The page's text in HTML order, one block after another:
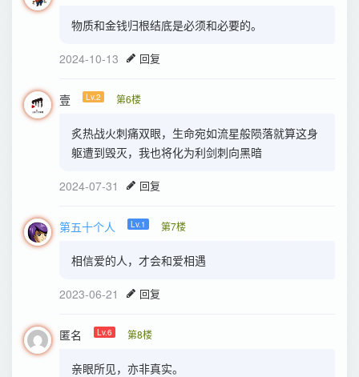
物质和金钱归根结底是必须和必要的。
2024-10-13 回复
壹 Lv.2 第6楼
炙热战火刺痛双眼，生命宛如流星般陨落就算这身
躯遭到毁灭，我也将化为利剑刺向黑暗
2024-07-31 回复
第五十个人 Lv.1 第7楼
相信爱的人，才会和爱相遇
2023-06-21 回复
匿名 Lv.6 第8楼
亲眼所见，亦非真实。